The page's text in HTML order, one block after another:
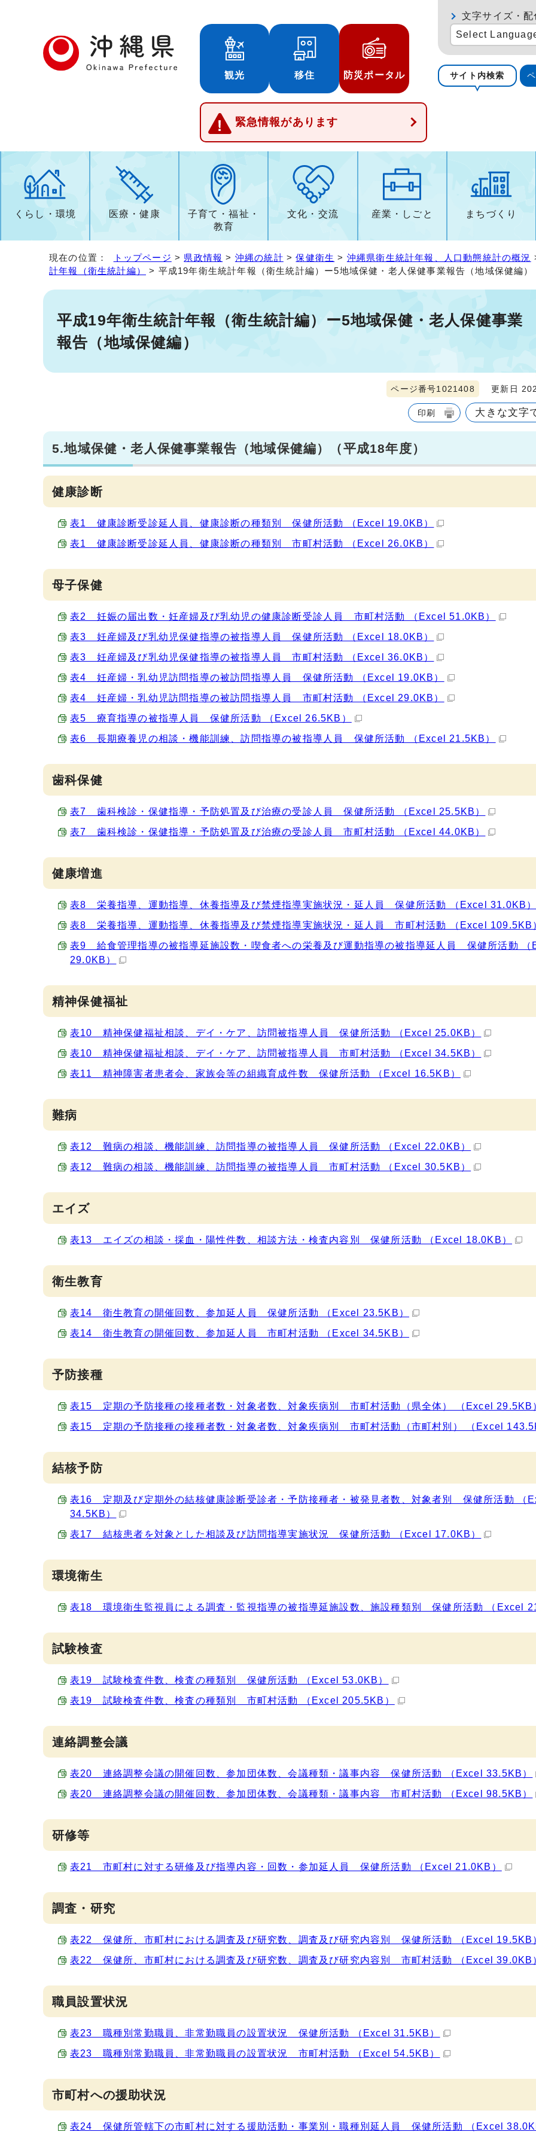
観光 移住 防災ポータル
緊急情報があります
文字サイズ・配
Select
サイト内検索
くらし・環境 医療・健康
子育て・福祉・
教育
文化・交流 産業・しごと まちづくり
現在の位置： トップページ > 県政情報 > 沖縄の統計 >保健衛生 > 沖縄県衛生統計年報、人口動態統計の概況
計年報（衛生統計編）
> 平成19年衛生統計年報（衛生統計編）ー5地域保健・老人保健事業報告（地域保健編）
平成19年衛生統計年報（衛生統計編）ー5地域保健・老人保健事業
報告（地域保健編）
ページ番号1021408 更新日
印刷 大きな文字
5.地域保健・老人保健事業報告（地域保健編）（平成18年度）
健康診断
表1 健康診断受診延人員、健康診断の種類別 保健所活動 （Excel 19.0KB）
表1 健康診断受診延人員、健康診断の種類別 市町村活動 （Excel 26.0KB）
母子保健
表2 妊娠の届出数・妊産婦及び乳幼児の健康診断受診人員 市町村活動 （Excel 51.0KB）
表3 妊産婦及び乳幼児保健指導の被指導人員 保健所活動 （Excel 18.0KB）
表3 妊産婦及び乳幼児保健指導の被指導人員 市町村活動 （Excel 36.0KB）
表4 妊産婦・乳幼児訪問指導の被訪問指導人員 保健所活動 （Excel 19.0KB）
表4 妊産婦・乳幼児訪問指導の被訪問指導人員 市町村活動 （Excel 29.0KB）
表5 療育指導の被指導人員 保健所活動 （Excel 26.5KB）
表6 長期療養児の相談・機能訓練、訪問指導の被指導人員 保健所活動 （Excel 21.5KB）
歯科保健
表7 歯科検診・保健指導・予防処置及び治療の受診人員 保健所活動 （Excel 25.5KB）
表7 歯科検診・保健指導・予防処置及び治療の受診人員 市町村活動 （Excel 44.0KB）
健康増進
表8 栄養指導、運動指導、休養指導及び禁煙指導実施状況・延人員 保健所活動 （Excel 31.0KB）
表8 栄養指導、運動指導、休養指導及び禁煙指導実施状況・延人員 市町村活動 （Excel 109.5KB
表9 給食管理指導の被指導延施設数・喫食者への栄養及び運動指導の被指導延人員 保健所活動 （
29.0KB）
精神保健福祉
表10 精神保健福祉相談、デイ・ケア、訪問被指導人員 保健所活動 （Excel 25.0KB）
表10 精神保健福祉相談、デイ・ケア、訪問被指導人員 市町村活動 （Excel 34.5KB）
表11 精神障害者患者会、家族会等の組織育成件数 保健所活動 （Excel 16.5KB）
難病
表12 難病の相談、機能訓練、訪問指導の被指導人員 保健所活動 （Excel 22.0KB）
表12 難病の相談、機能訓練、訪問指導の被指導人員 市町村活動 （Excel 30.5KB）
エイズ
表13 エイズの相談・採血・陽性件数、相談方法・検査内容別 保健所活動 （Excel 18.0KB）
衛生教育
表14 衛生教育の開催回数、参加延人員 保健所活動 （Excel 23.5KB）
表14 衛生教育の開催回数、参加延人員 市町村活動 （Excel 34.5KB）
予防接種
表15 定期の予防接種の接種者数・対象者数、対象疾病別 市町村活動（県全体） （Excel 29.5KB
表15 定期の予防接種の接種者数・対象者数、対象疾病別 市町村活動（市町村別） （Excel
結核予防
表16 定期及び定期外の結核健康診断受診者・予防接種者・被発見者数、対象者別 保健所活動 （
34.5KB）
表17 結核患者を対象とした相談及び訪問指導実施状況 保健所活動 （Excel 17.0KB）
環境衛生
表18 環境衛生監視員による調査・監視指導の被指導延施設数、施設種類別 保健所活動 （Excel
試験検査
表19 試験検査件数、検査の種類別 保健所活動 （Excel 53.0KB）
表19 試験検査件数、検査の種類別 市町村活動 （Excel 205.5KB）
連絡調整会議
表20 連絡調整会議の開催回数、参加団体数、会議種類・議事内容 保健所活動 （Excel 33.5KB）
表20 連絡調整会議の開催回数、参加団体数、会議種類・議事内容 市町村活動 （Excel 98.5KB）
研修等
表21 市町村に対する研修及び指導内容・回数・参加延人員 保健所活動 （Excel 21.0KB）
調査・研究
表22 保健所、市町村における調査及び研究数、調査及び研究内容別 保健所活動 （Excel 19.5KB
表22 保健所、市町村における調査及び研究数、調査及び研究内容別 市町村活動 （Excel 39.0KB
職員設置状況
表23 職種別常勤職員、非常勤職員の設置状況 保健所活動 （Excel 31.5KB）
表23 職種別常勤職員、非常勤職員の設置状況 市町村活動 （Excel 54.5KB）
市町村への援助状況
表24 保健所管轄下の市町村に対する援助活動・事業別・職種別延人員 保健所活動 （Excel